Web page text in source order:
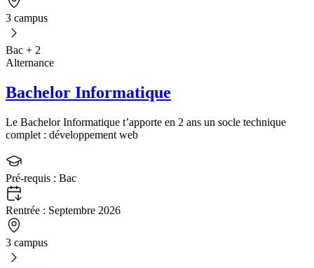
3 campus
Bac + 2
Alternance
Bachelor Informatique
Le Bachelor Informatique t’apporte en 2 ans un socle technique
complet : développement web
Pré-requis : Bac
Rentrée : Septembre 2026
3 campus